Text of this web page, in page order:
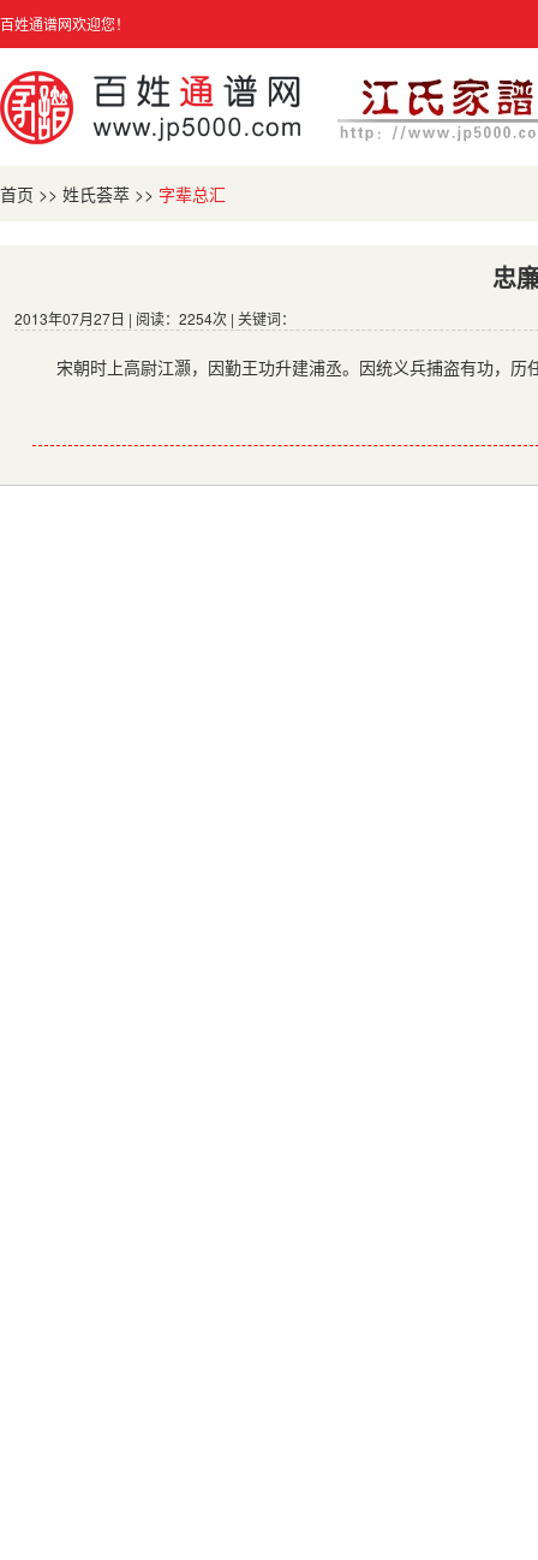
百姓通谱网欢迎您！
首页 >> 姓氏荟萃 >> 字辈总汇
忠
2013年07月27日 | 阅读：2254次 | 关键词：
宋朝时上高尉江灏，因勤王功升建浦丞。因统义兵捕盗有功，历